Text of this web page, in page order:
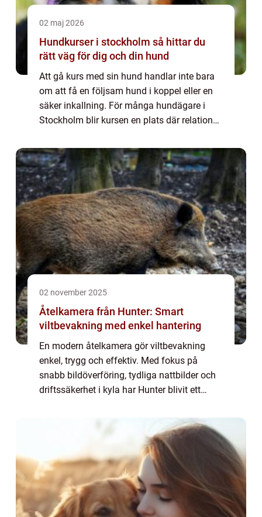
02 maj 2026
Hundkurser i stockholm så hittar du
rätt väg för dig och din hund
Att gå kurs med sin hund handlar inte bara
om att få en följsam hund i koppel eller en
säker inkallning. För många hundägare i
Stockholm blir kursen en plats där relationen
kan ge lugnare promenader, enklare...
02 november 2025
Åtelkamera från Hunter: Smart
viltbevakning med enkel hantering
En modern åtelkamera gör viltbevakning
enkel, trygg och effektiv. Med fokus på
snabb bildöverföring, tydliga nattbilder och
driftssäkerhet i kyla har Hunter blivit ett